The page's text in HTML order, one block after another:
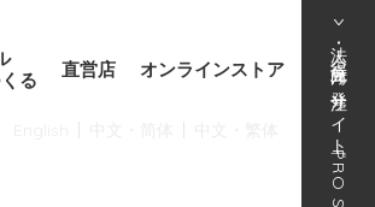
る
直営店 オンラインストア 法人･得意先向け発注サイト